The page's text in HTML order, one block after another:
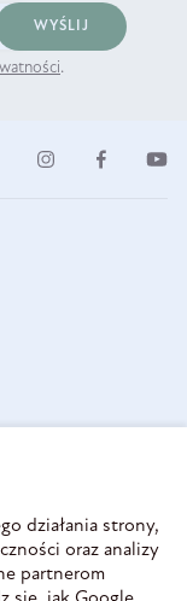
WYŚLIJ
.
działania strony,
oraz analizy
partnerom